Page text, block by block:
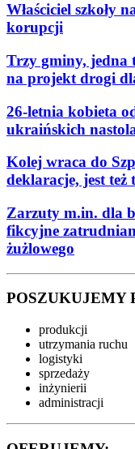
Właściciel szkoły
korupcji
Trzy gminy, jedna
na projekt drogi
26-letnia kobieta
ukraińskich
Kolej wraca do
deklaracje, jest też
Zarzuty m.in. dla
fikcyjne
żużlowego
POSZUKUJEMY
produkcji
utrzymania ruchu
logistyki
sprzedaży
inżynierii
administracji